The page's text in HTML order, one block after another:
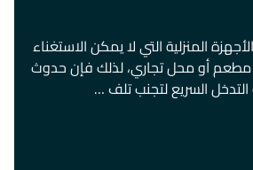
المنزلية التي لا يمكن الاستغناء
أو محل تجاري، لذلك فإن حدوث
السريع لتجنب تلف …